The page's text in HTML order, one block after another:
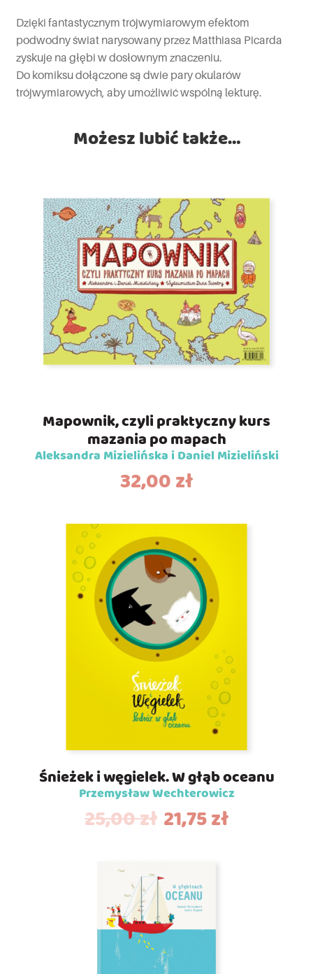
Dzięki fantastycznym trójwymiarowym efektom
podwodny świat narysowany przez Matthiasa Picarda
zyskuje na głębi w dosłownym znaczeniu.
Do komiksu dołączone są dwie pary okularów
trójwymiarowych, aby umożliwić wspólną lekturę.
Możesz lubić także…
Mapownik, czyli praktyczny kurs
mazania po mapach
Aleksandra Mizielińska i Daniel Mizieliński
32,00zł
Śnieżek i węgielek. W głąb oceanu
Przemysław Wechterowicz
25,00zł 21,75zł